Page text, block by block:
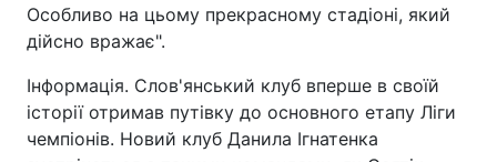
Особливо на цьому прекрасному стадіоні, який
дійсно вражає".
Інформація. Слов'янський клуб вперше в своїй
історії отримав путівку до основного етапу Ліги
чемпіонів. Новий клуб Данила Ігнатенка